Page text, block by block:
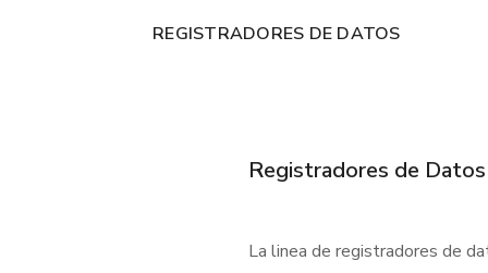
REGISTRADORES DE DATOS
Registradores de Datos
La linea de registradores de